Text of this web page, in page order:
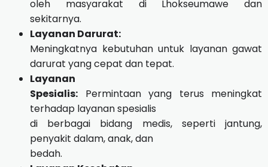
oleh masyarakat di Lhokseumawe dan
sekitarnya.
Layanan Darurat:
Meningkatnya kebutuhan untuk layanan gawat
darurat yang cepat dan tepat.
Layanan
Spesialis: Permintaan yang terus meningkat
terhadap layanan spesialis
di berbagai bidang medis, seperti jantung,
penyakit dalam, anak, dan
bedah.